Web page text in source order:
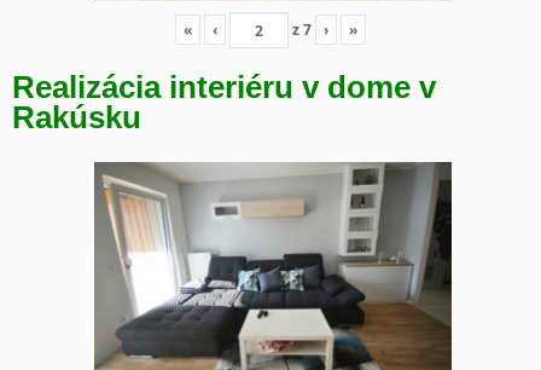
« ‹ z7 › »
Realizácia interiéru v dome v
Rakúsku